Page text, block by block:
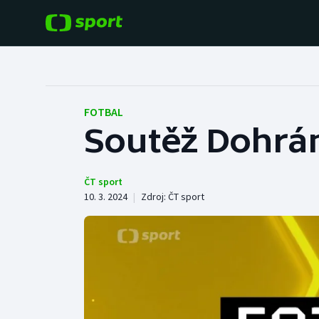
Hokej
Tenis
Cyklistika
Baseball a softbal
Biatlon
Boby a skeleton
FOTBAL
Soutěž
ČT sport
10. 3. 2024 | Zdroj: ČT sport